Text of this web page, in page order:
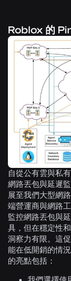
Roblox 的
自從公有雲與私
網路丟包與延遲
展至我們大型網
端營運商與網路
監控網路丟包與
具，但在穩定性
洞察力有限。這
能在低開銷的情
的亮點包括：